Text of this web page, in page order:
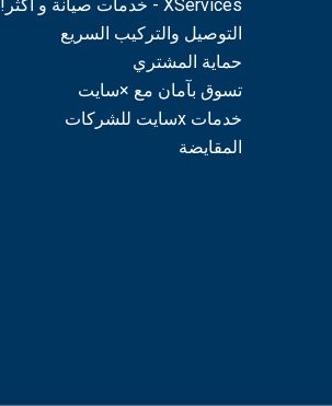
XServices - خدمات صيانة و أكثر!
التوصيل والتركيب السريع
حماية المشتري
تسوق بآمان مع ×سايت
خدمات xسايت للشركات
المقايضة